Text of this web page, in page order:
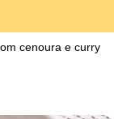
cenoura e curry